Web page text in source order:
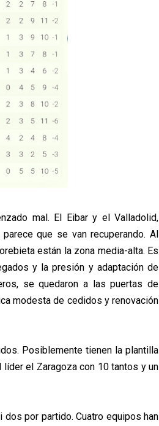
mal. El Eibar y el Valladolid,
que se van recuperando. Al
están la zona media-alta. Es
y la presión y adaptación de
se quedaron a las puertas de
modesta de cedidos y renovación
Posiblemente tienen la plantilla
el Zaragoza con 10 tantos y un
por partido. Cuatro equipos han